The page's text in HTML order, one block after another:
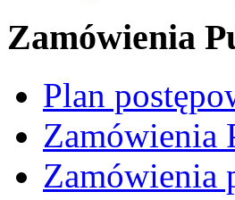
Zamówienia
Plan
Zamówienia
Zamówienia